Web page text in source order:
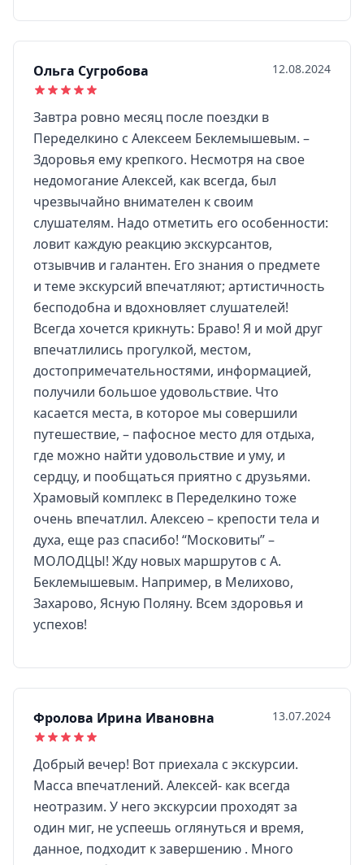
Ольга Сугробова 12.08.2024
Завтра ровно месяц после поездки в
Переделкино с Алексеем Беклемышевым. –
Здоровья ему крепкого. Несмотря на свое
недомогание Алексей, как всегда, был
чрезвычайно внимателен к своим
слушателям. Надо отметить его особенности:
ловит каждую реакцию экскурсантов,
отзывчив и галантен. Его знания о предмете
и теме экскурсий впечатляют; артистичность
бесподобна и вдохновляет слушателей!
Всегда хочется крикнуть: Браво! Я и мой друг
впечатлились прогулкой, местом,
достопримечательностями, информацией,
получили большое удовольствие. Что
касается места, в которое мы совершили
путешествие, – пафосное место для отдыха,
где можно найти удовольствие и уму, и
сердцу, и пообщаться приятно с друзьями.
Храмовый комплекс в Переделкино тоже
очень впечатлил. Алексею – крепости тела и
духа, еще раз спасибо! “Московиты” –
МОЛОДЦЫ! Жду новых маршрутов с А.
Беклемышевым. Например, в Мелихово,
Захарово, Ясную Поляну. Всем здоровья и
успехов!
Фролова Ирина Ивановна 13.07.2024
Добрый вечер! Вот приехала с экскурсии.
Масса впечатлений. Алексей- как всегда
неотразим. У него экскурсии проходят за
один миг, не успеешь оглянуться и время,
данное, подходит к завершению . Много